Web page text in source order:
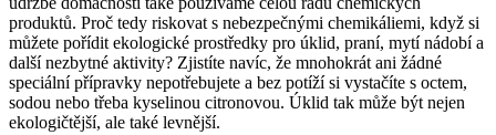
produktů. Proč tedy riskovat s nebezpečnými chemikáliemi, když si
můžete pořídit ekologické prostředky pro úklid, praní, mytí nádobí a
další nezbytné aktivity? Zjistíte navíc, že mnohokrát ani žádné
speciální přípravky nepotřebujete a bez potíží si vystačíte s octem,
sodou nebo třeba kyselinou citronovou. Úklid tak může být nejen
ekologičtější, ale také levnější.